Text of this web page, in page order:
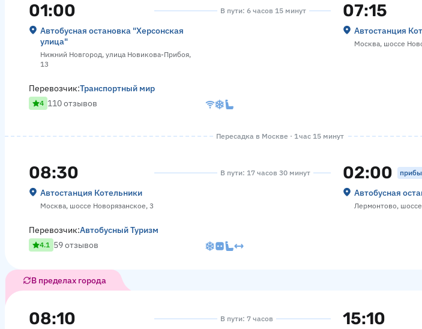
01:00
Автобусная остановка "Херсонская
улица"
Нижний Новгород, улица Новикова-Прибоя,
13
В пути: 6 часов 15 минут 07:15
Автостанция
Москва, шоссе
Перевозчик:Транспортный мир
4 110 отзывов
Пересадка в Москве · 1 час 15 минут
08:30
Автостанция Котельники
Москва, шоссе Новорязанское, 3
В пути: 17 часов 30 минут 02:00
Автобусная
Лермонтово,
Перевозчик:Автобусный Туризм
4.1 59 отзывов
В пределах города
08:10 В пути: 7 часов 15:10